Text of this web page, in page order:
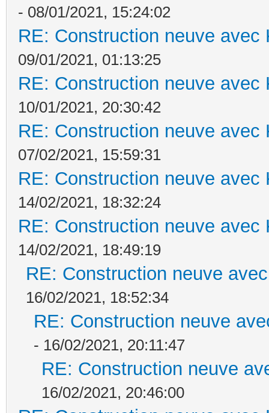
- 08/01/2021, 15:24:02
RE: Construction neuve avec
09/01/2021, 01:13:25
RE: Construction neuve avec
10/01/2021, 20:30:42
RE: Construction neuve avec
07/02/2021, 15:59:31
RE: Construction neuve avec
14/02/2021, 18:32:24
RE: Construction neuve avec
14/02/2021, 18:49:19
RE: Construction neuve
16/02/2021, 18:52:34
RE: Construction neuve
- 16/02/2021, 20:11:47
RE: Construction neuve
16/02/2021, 20:46:00